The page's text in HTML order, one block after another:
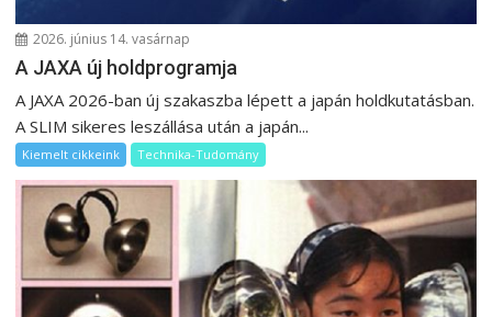
2026. június 14. vasárnap
A JAXA új holdprogramja
A JAXA 2026-ban új szakaszba lépett a japán holdkutatásban.
A SLIM sikeres leszállása után a japán...
Kiemelt cikkeink Technika-Tudomány